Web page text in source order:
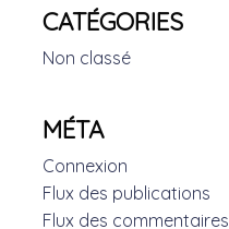
CATÉGORIES
Non classé
MÉTA
Connexion
Flux des publications
Flux des commentaires